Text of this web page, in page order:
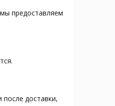
предоставляем
доставки,